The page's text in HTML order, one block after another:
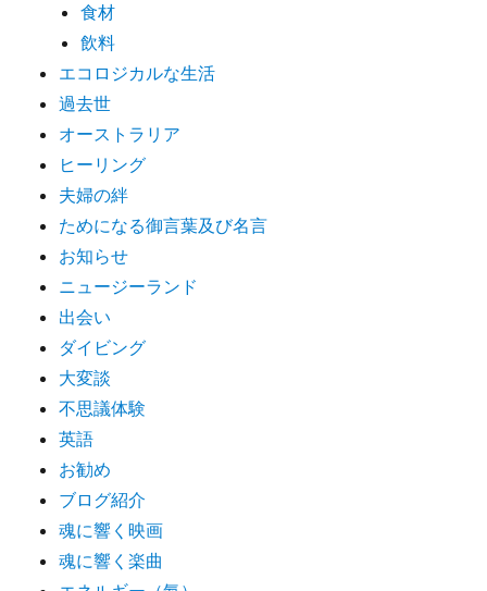
食材
飲料
エコロジカルな生活
過去世
オーストラリア
ヒーリング
夫婦の絆
ためになる御言葉及び名言
お知らせ
ニュージーランド
出会い
ダイビング
大変談
不思議体験
英語
お勧め
ブログ紹介
魂に響く映画
魂に響く楽曲